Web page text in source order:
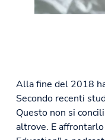
Alla fine del 2018
Secondo recenti
Questo non si
altrove. E